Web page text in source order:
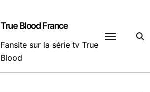
True Blood France
Fansite sur la série tv True
Blood